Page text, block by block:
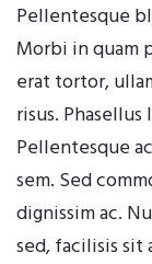
Pellentesque
Morbi in quam
erat tortor,
risus.
Pellentesque
sem. Sed
dignissim ac.
sed, facilisis sit